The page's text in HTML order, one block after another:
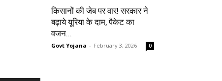
किसानों की जेब पर वार! सरकार ने
बढ़ाये यूरिया के दाम, पैकेट का
वजन...
Govt Yojana - February 3, 2026 0